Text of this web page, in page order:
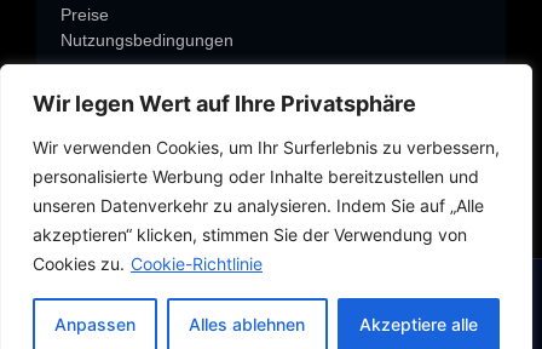
Wir legen Wert auf Ihre Privatsphäre
Wir verwenden Cookies, um Ihr Surferlebnis zu verbessern,
personalisierte Werbung oder Inhalte bereitzustellen und
unseren Datenverkehr zu analysieren. Indem Sie auf „Alle
akzeptieren“ klicken, stimmen Sie der Verwendung von
Cookies zu. Cookie-Richtlinie
Anpassen Alles ablehnen Akzeptiere alle
Schaden per WhatsApp melden ➔
Preise
Nutzungsbedingungen
ÜBER RISK-BOT
Warum Risk-Bot?
Über Roland
Rolands-Check
Service-Center
Über Risk-BOT